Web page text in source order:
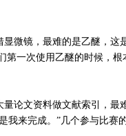
微镜，最难的是乙醚，这
第一次使用乙醚的时候，根
论文资料做文献索引，最
我来完成。”几个参与比赛